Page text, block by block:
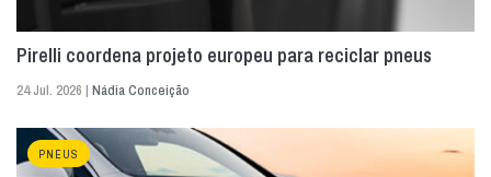
Pirelli coordena projeto europeu para reciclar pneus
24 Jul. 2026 | Nádia Conceição
PNEUS